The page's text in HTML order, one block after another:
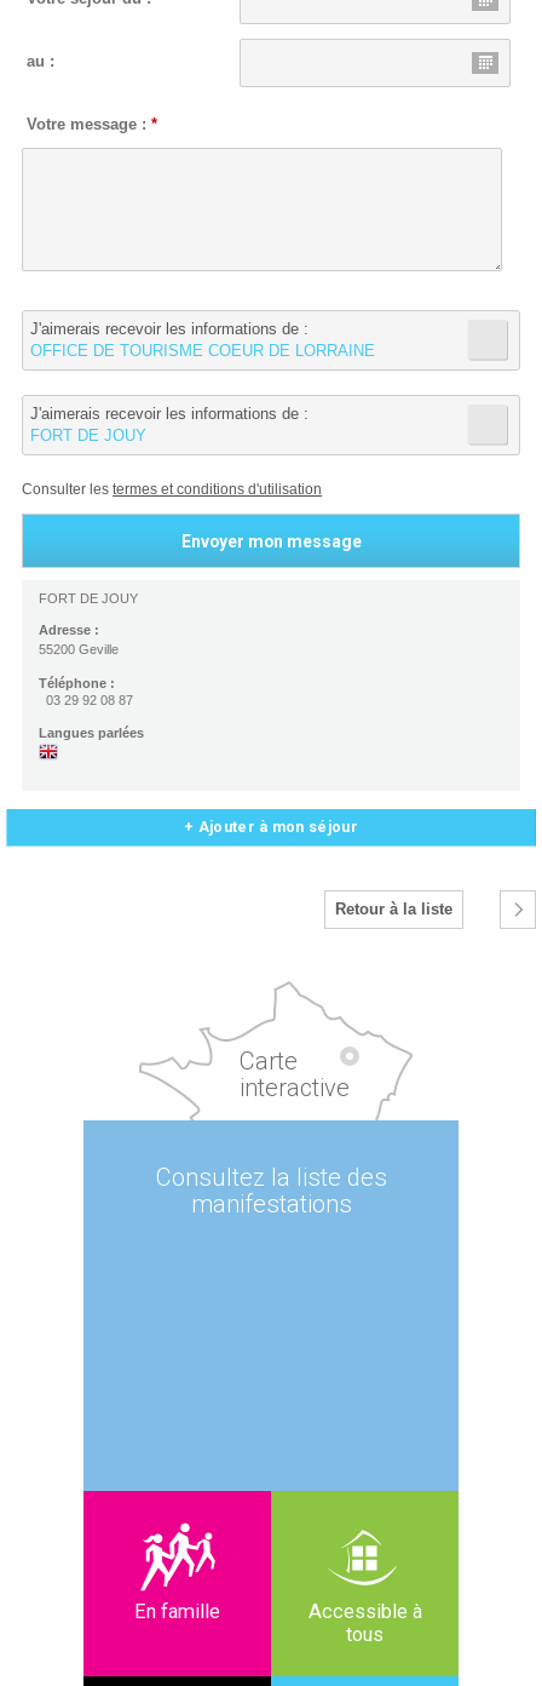
au :
Votre message :*
J'aimerais recevoir les informations de :
OFFICE DE TOURISME COEUR DE LORRAINE
J'aimerais recevoir les informations de :
FORT DE JOUY
Consulter lestermes et conditions d'utilisation
FORT DE JOUY
Adresse :
55200 Geville
Téléphone :
03 29 92 08 87
Langues parlées
+ Ajouter à mon séjour
Retour à la liste
Carte
interactive
Consultez la liste des
manifestations
En famille
Accessible à
tous